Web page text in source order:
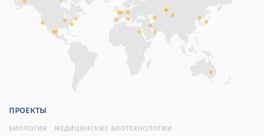
проекты
биология
медицинские биотехнологии